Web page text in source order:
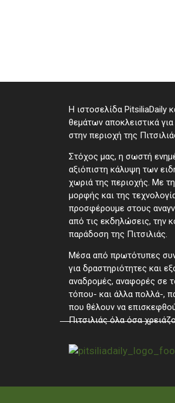
Η ιστοσελίδα PitsiliaDaily
θεμάτων αποκλειστικά
στην περιοχή της
Στόχος μας, η σωστή
αξιόπιστη κάλυψη των
χωριά της περιοχής. Με
μορφής και της
προσφέρουμε στους
από τις εκδηλώσεις, την
παράδοση της Πιτσιλιάς.
Μέσα από πρωτότυπες
για δραστηριότητες και
αναδρομές, αναφορές σε
τόπου- και άλλα πολλά-,
που θέλουν να
Πιτσιλιάς όλα όσα